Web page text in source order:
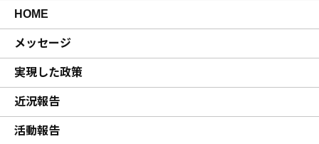
HOME
メッセージ
実現した政策
近況報告
活動報告